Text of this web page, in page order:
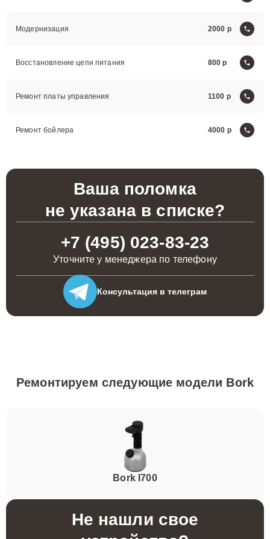
Модернизация 2000
Восстановление цепи питания 800
Ремонт платы управления 1100
Ремонт бойлера 4000
Ваша поломка
не указана в списке?
+7 (495) 023-83-23
Уточните у менеджера по телефону
Консультация в телеграм
Ремонтируем следующие модели Bork
Bork I700
Не нашли свое